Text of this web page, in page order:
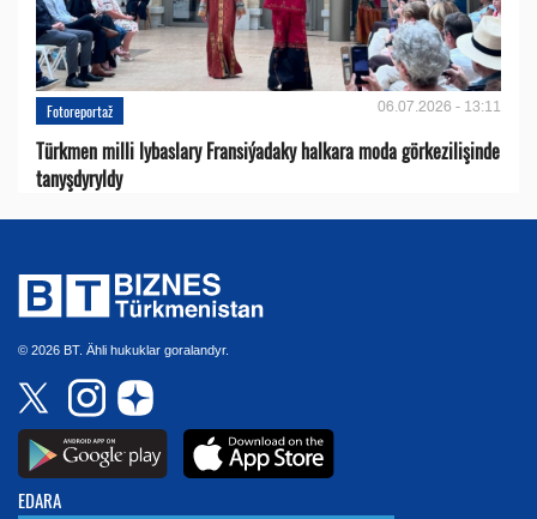
Fotoreportaž 06.07.2026 - 13:11
Türkmen milli lybaslary Fransiýadaky halkara moda görkezilişinde
tanyşdyryldy
© 2026 BT. Ähli hukuklar goralandyr.
EDARA